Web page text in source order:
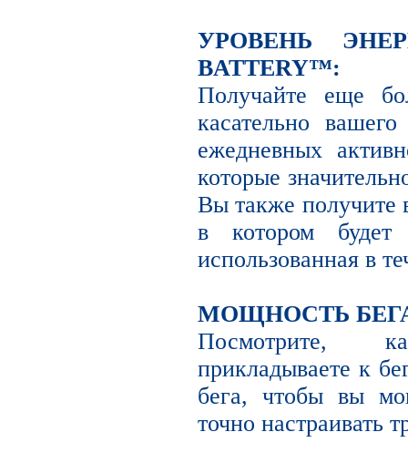
УРОВЕНЬ
BATTERY™:
Получайте еще
касательно
ежедневных
которые
Вы также получите
в котором будет
использованная в
МОЩНОСТЬ
Посмотрите,
прикладываете к
бега, чтобы вы
точно настраивать